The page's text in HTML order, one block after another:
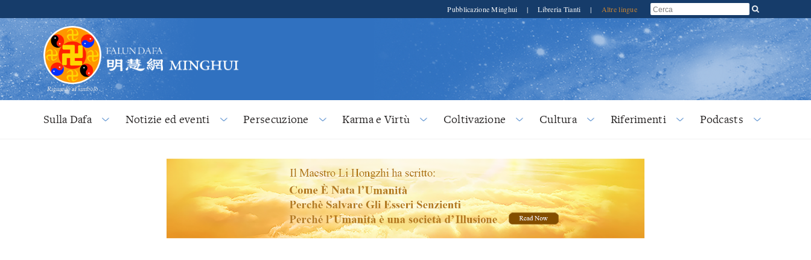
Pubblicazione Minghui | Libreria Tianti | Altre lingue
Sulla Dafa Notizie ed eventi Persecuzione Karma e Virtù Coltivazione Cultura Riferimenti Podcasts